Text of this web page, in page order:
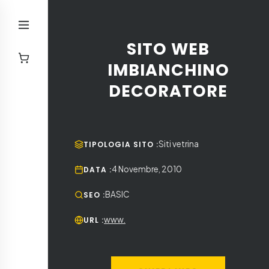
SITO WEB
IMBIANCHINO
DECORATORE
TIPOLOGIA SITO :Siti vetrina
DATA :4 Novembre, 2010
SEO :BASIC
URL :www.